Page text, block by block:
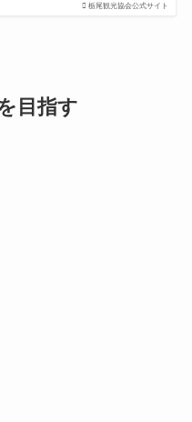
栃尾観光協会公式サイト
目指す